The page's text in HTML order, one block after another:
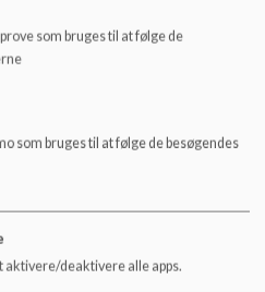
Ringsted
som bruges til at følge de
som bruges til at følge de besøgendes
aktivere/deaktivere alle apps.